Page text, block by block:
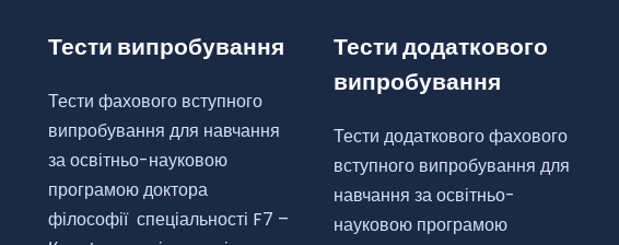
Тести випробування
Тести фахового вступного
випробування для навчання
за освітньо-науковою
програмою доктора
філософії спеціальності F7 –
Тести додаткового
випробування
Тести додаткового фахового
вступного випробування для
навчання за освітньо-
науковою програмою